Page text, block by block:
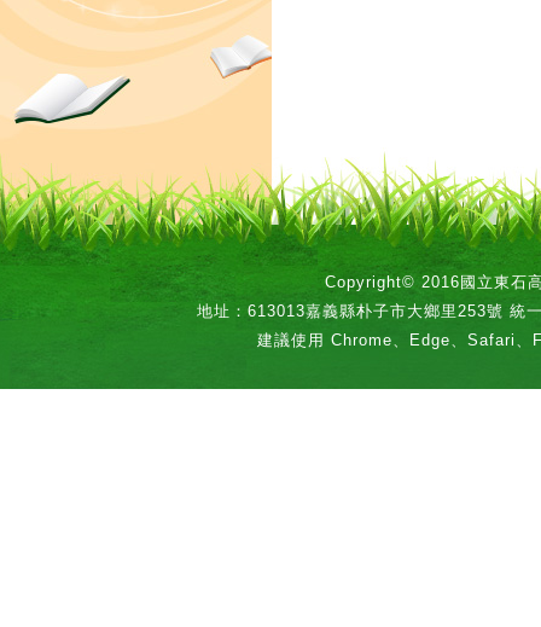
Copyright© 2016國立東石
地址：613013嘉義縣朴子市大鄉里253號 統
建議使用 Chrome、Edge、Safari